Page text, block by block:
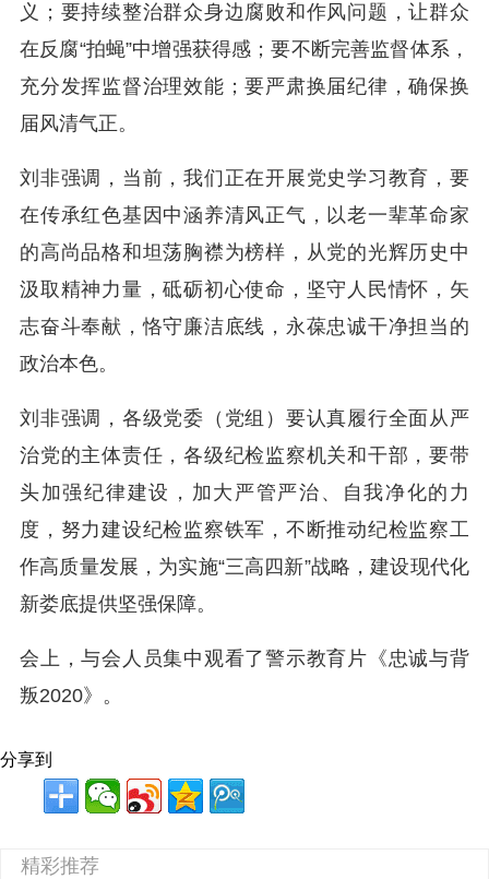
义；要持续整治群众身边腐败和作风问题，让群众
在反腐“拍蝇”中增强获得感；要不断完善监督体系，
充分发挥监督治理效能；要严肃换届纪律，确保换
届风清气正。
刘非强调，当前，我们正在开展党史学习教育，要
在传承红色基因中涵养清风正气，以老一辈革命家
的高尚品格和坦荡胸襟为榜样，从党的光辉历史中
汲取精神力量，砥砺初心使命，坚守人民情怀，矢
志奋斗奉献，恪守廉洁底线，永葆忠诚干净担当的
政治本色。
刘非强调，各级党委（党组）要认真履行全面从严
治党的主体责任，各级纪检监察机关和干部，要带
头加强纪律建设，加大严管严治、自我净化的力
度，努力建设纪检监察铁军，不断推动纪检监察工
作高质量发展，为实施“三高四新”战略，建设现代化
新娄底提供坚强保障。
会上，与会人员集中观看了警示教育片《忠诚与背
叛2020》。
分享到
精彩推荐